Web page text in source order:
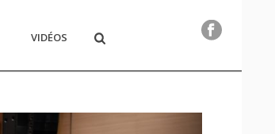
VIDÉOS